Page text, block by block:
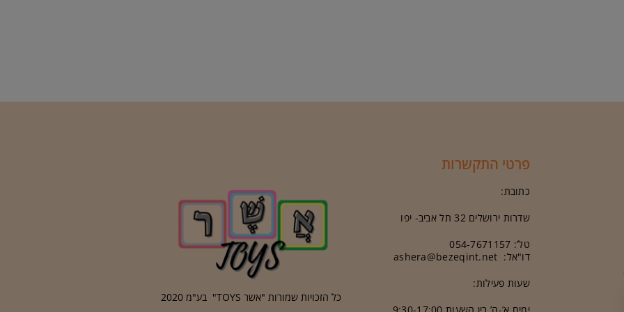
פרטי התקשרות
כתובת:
שדרות ירושלים 32 תל אביב- יפו
טל’: 054-7671157
דו"אל: ashera@bezeqint.net
שעות פעילות:
כל הזכויות שמורות "אשר TOYS" בע"מ 2020